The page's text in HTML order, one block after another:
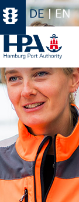
DE EN
Download-